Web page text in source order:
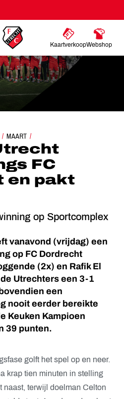
KaartverkoopWebshop
MAART
LANGS FC DORDRECHT EN PAKT
FC
en pakt
op Sportcomplex
vanavond (vrijdag) een
op FC Dordrecht
(2x) en Rafik El
Utrechters een 3-1
een
nooit eerder bereikte
Keuken Kampioen
39 punten.
golft het spel op en neer.
krap tien minuten in stelling
naast, terwijl doelman Celton